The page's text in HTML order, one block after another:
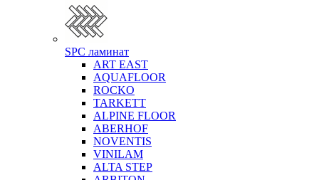
SPC ламинат
ART EAST
AQUAFLOOR
ROCKO
TARKETT
ALPINE FLOOR
ABERHOF
NOVENTIS
VINILAM
ALTA STEP